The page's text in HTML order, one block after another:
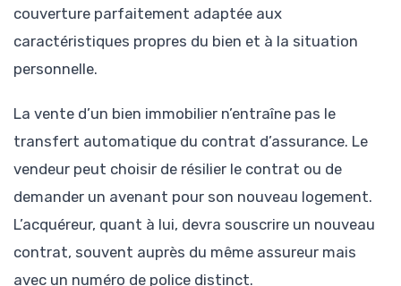
couverture parfaitement adaptée aux
caractéristiques propres du bien et à la situation
personnelle.
La vente d’un bien immobilier n’entraîne pas le
transfert automatique du contrat d’assurance. Le
vendeur peut choisir de résilier le contrat ou de
demander un avenant pour son nouveau logement.
L’acquéreur, quant à lui, devra souscrire un nouveau
contrat, souvent auprès du même assureur mais
avec un numéro de police distinct.